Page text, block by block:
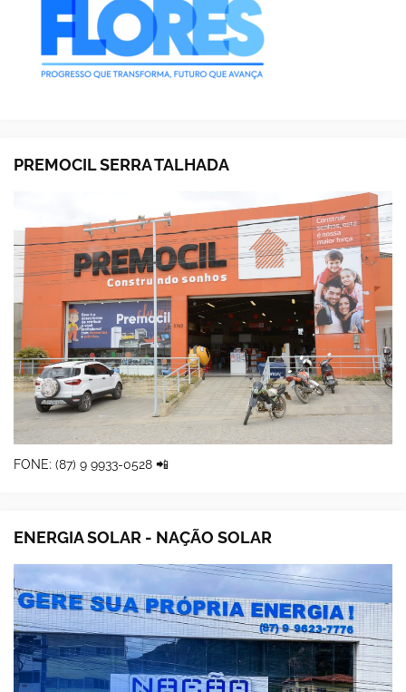
PREMOCIL SERRA TALHADA
FONE: (87) 9 9933-0528 📲
ENERGIA SOLAR - NAÇÃO SOLAR